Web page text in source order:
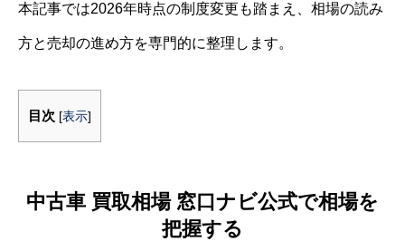
本記事では2026年時点の制度変更も踏まえ、相場の読み
方と売却の進め方を専門的に整理します。
目次 [表示]
中古車 買取相場 窓口ナビ公式で相場を
把握する